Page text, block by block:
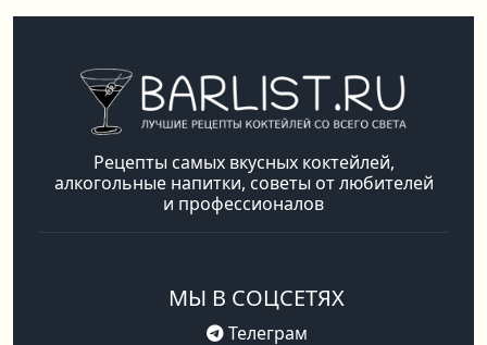
Рецепты самых вкусных коктейлей,
алкогольные напитки, советы от любителей
и профессионалов
МЫ В СОЦСЕТЯХ
Телеграм